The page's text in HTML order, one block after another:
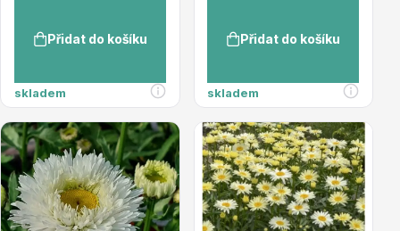
Přidat do košíku
skladem
Přidat do košíku
skladem